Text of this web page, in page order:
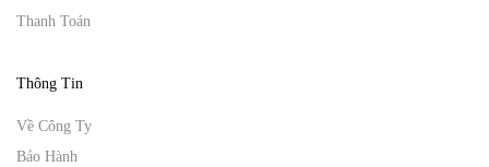
Thanh Toán
Thông Tin
Về Công Ty
Bảo Hành